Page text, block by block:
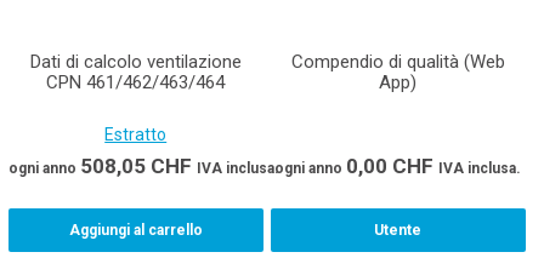
Dati di calcolo ventilazione
CPN 461/462/463/464
Estratto
ogni anno 508,05 CHF IVA inclusa.
Aggiungi al carrello
Compendio di qualità (Web
App)
ogni anno 0,00 CHF IVA inclusa.
Utente